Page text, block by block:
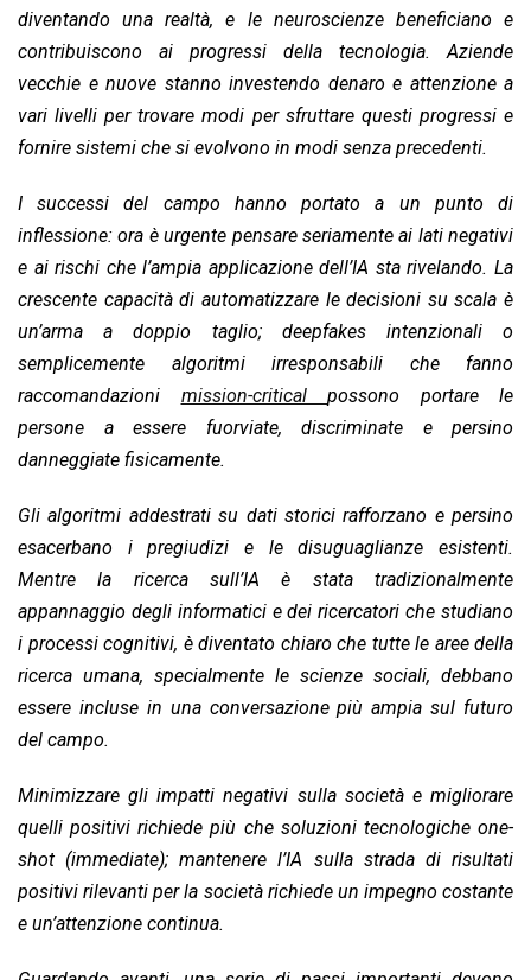
diventando una realtà, e le neuroscienze beneficiano e
contribuiscono ai progressi della tecnologia. Aziende
vecchie e nuove stanno investendo denaro e attenzione a
vari livelli per trovare modi per sfruttare questi progressi e
fornire sistemi che si evolvono in modi senza precedenti.
I successi del campo hanno portato a un punto di
inflessione: ora è urgente pensare seriamente ai lati negativi
e ai rischi che l’ampia applicazione dell’IA sta rivelando. La
crescente capacità di automatizzare le decisioni su scala è
un’arma a doppio taglio; deepfakes intenzionali o
semplicemente algoritmi irresponsabili che fanno
raccomandazioni mission-critical possono portare le
persone a essere fuorviate, discriminate e persino
danneggiate fisicamente.
Gli algoritmi addestrati su dati storici rafforzano e persino
esacerbano i pregiudizi e le disuguaglianze esistenti.
Mentre la ricerca sull’IA è stata tradizionalmente
appannaggio degli informatici e dei ricercatori che studiano
i processi cognitivi, è diventato chiaro che tutte le aree della
ricerca umana, specialmente le scienze sociali, debbano
essere incluse in una conversazione più ampia sul futuro
del campo.
Minimizzare gli impatti negativi sulla società e migliorare
quelli positivi richiede più che soluzioni tecnologiche one-
shot (immediate); mantenere l’IA sulla strada di risultati
positivi rilevanti per la società richiede un impegno costante
e un’attenzione continua.